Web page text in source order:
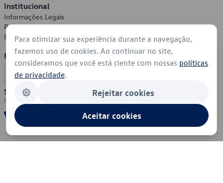
Institucional
Informações Legais
Política de Privacidade
Política de Cookies
Formas de Pagamento
Segurança
Para otimizar sua experiência durante a navegação,
fazemos uso de cookies. Ao continuar no site,
consideramos que você está ciente com nossas políticas
de privacidade.
Rejeitar cookies
Aceitar cookies